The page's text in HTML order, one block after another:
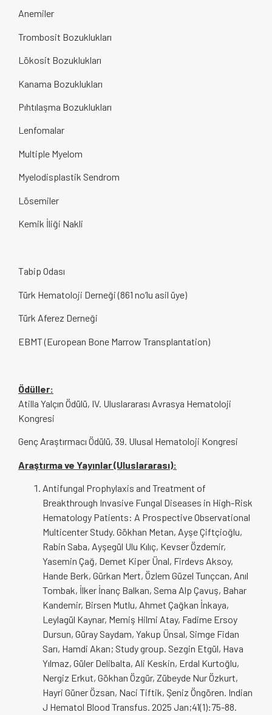
Anemiler
Trombosit Bozuklukları
Lökosit Bozuklukları
Kanama Bozuklukları
Pıhtılaşma Bozuklukları
Lenfomalar
Multiple Myelom
Myelodisplastik Sendrom
Lösemiler
Kemik İliği Nakli
Tabip Odası
Türk Hematoloji Derneği (861 no’lu asil üye)
Türk Aferez Derneği
EBMT (European Bone Marrow Transplantation)
Ödüller:
Atilla Yalçın Ödülü, IV. Uluslararası Avrasya Hematoloji
Kongresi
Genç Araştırmacı Ödülü, 39. Ulusal Hematoloji Kongresi
Araştırma ve Yayınlar (Uluslararası):
Antifungal Prophylaxis and Treatment of
Breakthrough Invasive Fungal Diseases in High-Risk
Hematology Patients: A Prospective Observational
Multicenter Study. Gökhan Metan, Ayşe Çiftçioğlu,
Rabin Saba, Ayşegül Ulu Kılıç, Kevser Özdemir,
Yasemin Çağ, Demet Kiper Ünal, Firdevs Aksoy,
Hande Berk, Gürkan Mert, Özlem Güzel Tunçcan, Anıl
Tombak, İlker İnanç Balkan, Sema Alp Çavuş, Bahar
Kandemir, Birsen Mutlu, Ahmet Çağkan İnkaya,
Leylagül Kaynar, Memiş Hilmi Atay, Fadime Ersoy
Dursun, Güray Saydam, Yakup Ünsal, Simge Fidan
Sarı, Hamdi Akan; Study group. Sezgin Etgül, Hava
Yılmaz, Güler Delibalta, Ali Keskin, Erdal Kurtoğlu,
Nergiz Erkut, Gökhan Özgür, Zübeyde Nur Özkurt,
Hayri Güner Özsan, Naci Tiftik, Şeniz Öngören. Indian
J Hematol Blood Transfus. 2025 Jan;41(1):75-88.